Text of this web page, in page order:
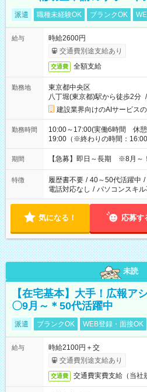
派遣 職種未経験OK ブランクOK
給与
時給2600円
交通費別途支給あり
交通費 全額支給
勤務地
東京都中央区
八丁堀(東京都)駅から徒歩2分 /
建設業界向けのAIサービス
勤務時間
10:00～17:00(実働6時間 休
19:00（※終わりの時間：16:00
期間 【急募】即日～長期 ※8月～！
特徴 履歴書不要 / 40～50代活躍中 /
電話対応なし / パソコンスキ
気になる！ 応募す
未読
【在宅基本】大手！広報ア
〇9月～＊50代活躍中
派遣 ブランクOK WEB登録・面接OK
給与
時給2100円＋交
交通費別途支給あり
交通費 交通費実費支給（当社